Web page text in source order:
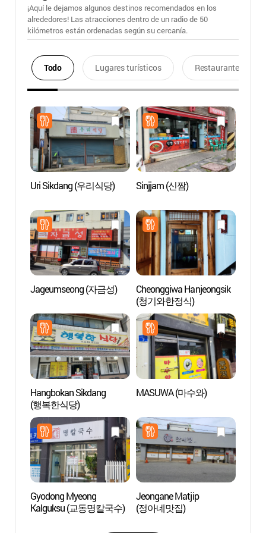
¡Aquí le dejamos algunos destinos recomendados en los
alrededores! Las atracciones dentro de un radio de 50
kilómetros están ordenadas según su cercanía.
Todo Lugares turísticos Restaurantes
Uri Sikdang (우리식당) Sinjjam (신짬)
Jageumseong (자금성)
Cheonggiwa Hanjeongsik
(청기와한정식)
Hangbokan Sikdang
(행복한식당)
MASUWA (마수와)
Gyodong Myeong
Kalguksu (교동명칼국수)
Jeongane Matjip
(정아네맛집)